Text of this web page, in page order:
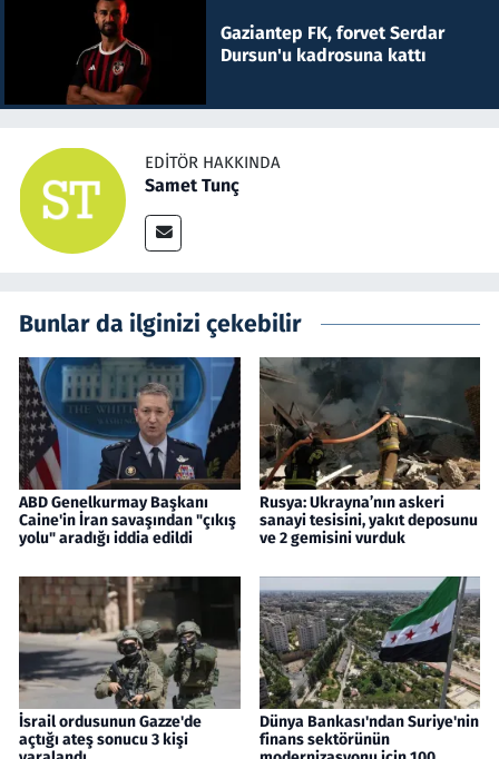
Gaziantep FK, forvet Serdar
Dursun'u kadrosuna kattı
EDITÖR HAKKINDA
Samet Tunç
Bunlar da ilginizi çekebilir
ABD Genelkurmay Başkanı
Caine'in İran savaşından "çıkış
yolu" aradığı iddia edildi
Rusya: Ukrayna’nın askeri
sanayi tesisini, yakıt deposunu
ve 2 gemisini vurduk
İsrail ordusunun Gazze'de
açtığı ateş sonucu 3 kişi
Dünya Bankası'ndan Suriye'nin
finans sektörünün